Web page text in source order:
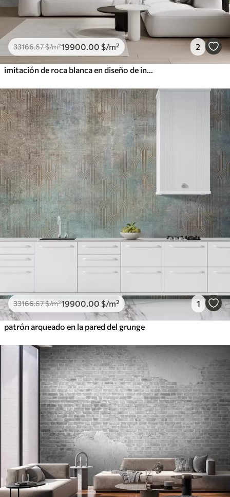
33166.67$/m²19900 .00 $/m² 2
33166.67$/m²19900 .00 $/m² 1
patrón arqueado en la pared del grunge